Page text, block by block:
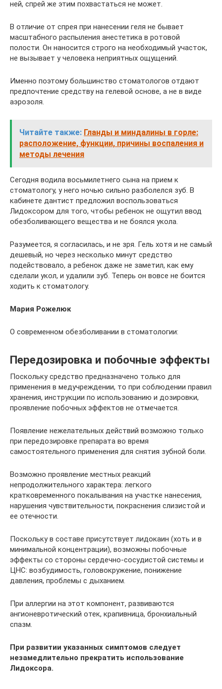
ней, спрей же этим похвастаться не может.
В отличие от спрея при нанесении геля не бывает
масштабного распыления анестетика в ротовой
полости. Он наносится строго на необходимый участок,
не вызывает у человека неприятных ощущений.
Именно поэтому большинство стоматологов отдают
предпочтение средству на гелевой основе, а не в виде
аэрозоля.
Читайте также: Гланды и миндалины в горле:
расположение, функции, причины воспаления и
методы лечения
Сегодня водила восьмилетнего сына на прием к
стоматологу, у него ночью сильно разболелся зуб. В
кабинете дантист предложил воспользоваться
Лидоксором для того, чтобы ребенок не ощутил ввод
обезболивающего вещества и не боялся укола.
Разумеется, я согласилась, и не зря. Гель хотя и не самый
дешевый, но через несколько минут средство
подействовало, а ребенок даже не заметил, как ему
сделали укол, и удалили зуб. Теперь он вовсе не боится
ходить к стоматологу.
Мария Рожелюк
О современном обезболивании в стоматологии:
Передозировка и побочные эффекты
Поскольку средство предназначено только для
применения в медучреждении, то при соблюдении правил
хранения, инструкции по использованию и дозировки,
проявление побочных эффектов не отмечается.
Появление нежелательных действий возможно только
при передозировке препарата во время
самостоятельного применения для снятия зубной боли.
Возможно проявление местных реакций
непродолжительного характера: легкого
кратковременного покалывания на участке нанесения,
нарушения чувствительности, покраснения слизистой и
ее отечности.
Поскольку в составе присутствует лидокаин (хоть и в
минимальной концентрации), возможны побочные
эффекты со стороны сердечно-сосудистой системы и
ЦНС: возбудимость, головокружение, понижение
давления, проблемы с дыханием.
При аллергии на этот компонент, развиваются
ангионевротический отек, крапивница, бронхиальный
спазм.
При развитии указанных симптомов следует
незамедлительно прекратить использование
Лидоксора.